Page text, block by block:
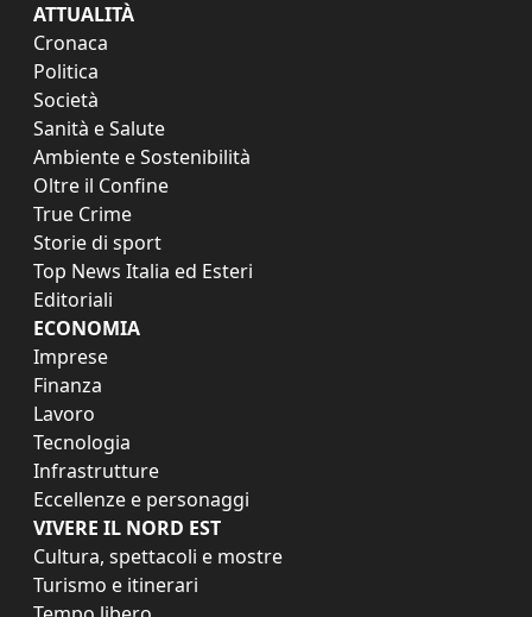
ATTUALITÀ
Cronaca
Politica
Società
Sanità e Salute
Ambiente e Sostenibilità
Oltre il Confine
True Crime
Storie di sport
Top News Italia ed Esteri
Editoriali
ECONOMIA
Imprese
Finanza
Lavoro
Tecnologia
Infrastrutture
Eccellenze e personaggi
VIVERE IL NORD EST
Cultura, spettacoli e mostre
Turismo e itinerari